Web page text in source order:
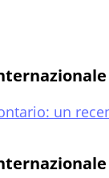
un